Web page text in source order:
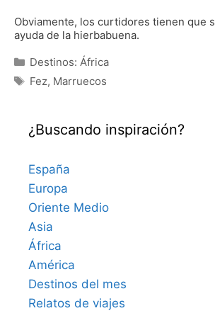
Obviamente, los curtidores tienen que
ayuda de la hierbabuena.
Categorías
Destinos: África
Etiquetas
Fez, Marruecos
¿Buscando inspiración?
España
Europa
Oriente Medio
Asia
África
América
Destinos del mes
Relatos de viajes